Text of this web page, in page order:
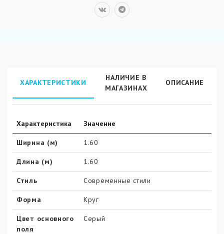
ХАРАКТЕРИСТИКИ
НАЛИЧИЕ В
МАГАЗИНАХ
ОПИСАНИЕ
Характеристика Значение
Ширина (м) 1.60
Длина (м) 1.60
Стиль Современные стили
Форма Круг
Цвет основного
поля
Серый